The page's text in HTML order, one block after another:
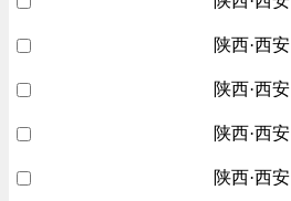
陕西·西安
陕西·西安
陕西·西安
陕西·西安